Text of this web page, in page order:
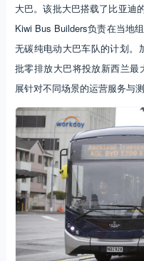
大巴。该批大巴搭载了比亚迪
Kiwi Bus Builders负责在当地
无碳纯电动大巴车队的计划。
批零排放大巴将投放新西兰
展针对不同场景的运营服务与测